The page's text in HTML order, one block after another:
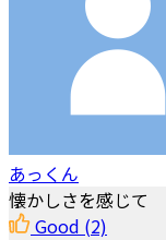
あっくん
懐かしさを感じて
Good (2)